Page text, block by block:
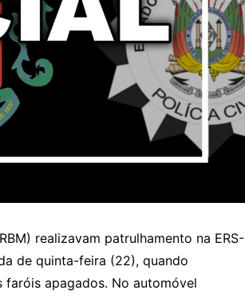
realizavam patrulhamento na ERS-
de quinta-feira (22), quando
apagados. No automóvel